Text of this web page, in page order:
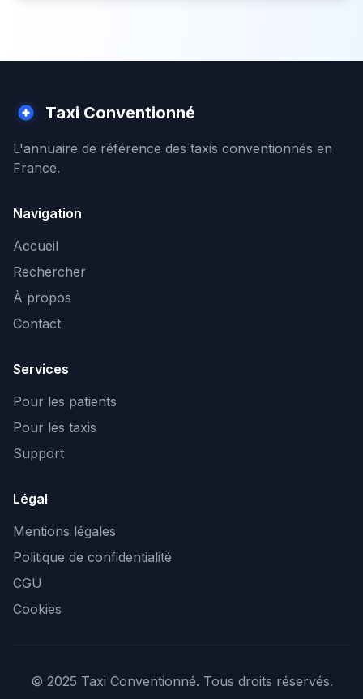
Taxi Conventionné
L'annuaire de référence des taxis conventionnés en
France.
Navigation
Accueil
Rechercher
À propos
Contact
Services
Pour les patients
Pour les taxis
Support
Légal
Mentions légales
Politique de confidentialité
CGU
Cookies
© 2025 Taxi Conventionné. Tous droits réservés.